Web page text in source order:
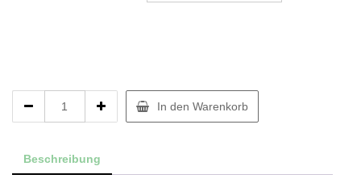
Allesschneider
In den Warenkorb
Beschreibung